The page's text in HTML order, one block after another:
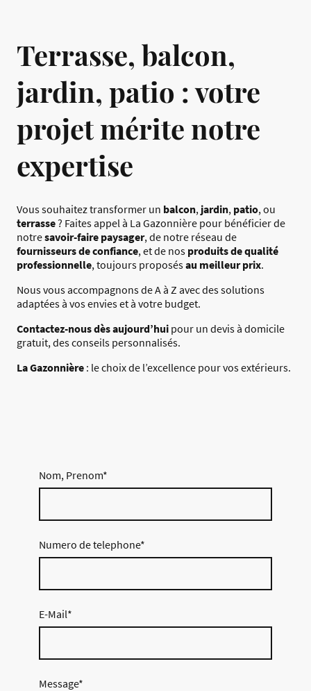
Terrasse, balcon,
jardin, patio : votre
projet mérite notre
expertise
Vous souhaitez transformer un balcon, jardin, patio, ou
terrasse? Faites appel à La Gazonnière pour bénéficier de
notresavoir-faire paysager, de notre réseau de
fournisseurs de confiance, et de nos produits de qualité
professionnelle, toujours proposésau meilleur prix.
Nous vous accompagnons de A à Z avec des solutions
adaptées à vos envies et à votre budget.
Contactez-nous dès aujourd’hui pour un devis à domicile
gratuit, des conseils personnalisés.
La Gazonnière : le choix de l’excellence pour vos extérieurs.
Nom, Prenom*
Numero de telephone*
E-Mail*
Message*